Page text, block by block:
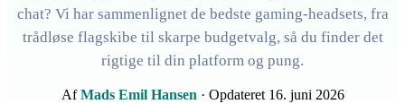
chat? Vi har sammenlignet de bedste gaming-headsets, fra
trådløse flagskibe til skarpe budgetvalg, så du finder det
rigtige til din platform og pung.
AfMads Emil Hansen · Opdateret 16. juni 2026